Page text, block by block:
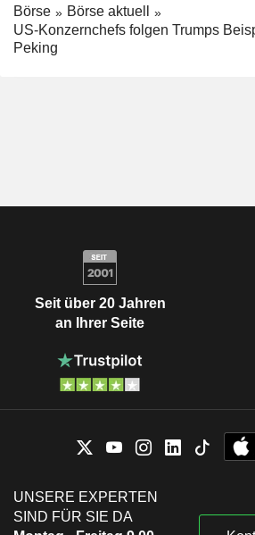
Börse
Börse aktuell
US-Konzernchefs folgen Trumps
Peking
Seit über 20 Jahren
an Ihrer Seite
UNSERE EXPERTEN
SIND FÜR SIE DA